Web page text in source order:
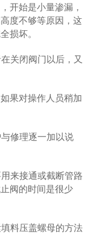
开始是小量渗漏，
度不够等原因，这
损坏。
关闭阀门以后，又
果对操作人员稍加
修理逐一加以说
来接通或截断管路
阀的时间是很少
料压盖螺母的方法